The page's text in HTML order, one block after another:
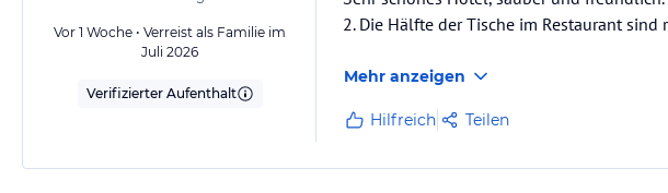
Vor 1 Woche • Verreist als Familie im
Juli 2026
Verifizierter Aufenthalt
2. Die Hälfte der Tische im Restaurant sind
Mehr anzeigen
Hilfreich Teilen